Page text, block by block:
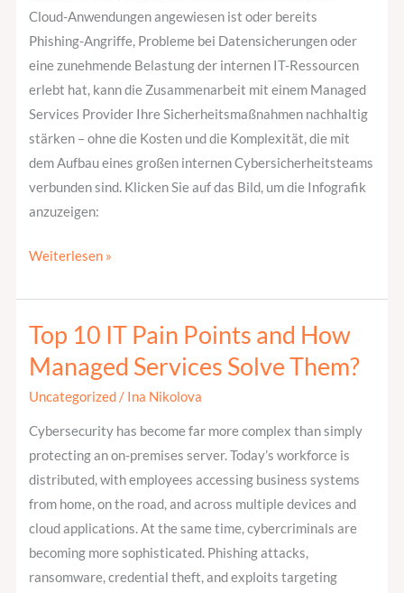
Cloud-Anwendungen angewiesen ist oder bereits
Phishing-Angriffe, Probleme bei Datensicherungen oder
eine zunehmende Belastung der internen IT-Ressourcen
erlebt hat, kann die Zusammenarbeit mit einem Managed
Services Provider Ihre Sicherheitsmaßnahmen nachhaltig
stärken – ohne die Kosten und die Komplexität, die mit
dem Aufbau eines großen internen Cybersicherheitsteams
verbunden sind. Klicken Sie auf das Bild, um die Infografik
anzuzeigen:
Weiterlesen »
Top 10 IT Pain Points and How
Managed Services Solve Them?
Uncategorized/ Ina Nikolova
Cybersecurity has become far more complex than simply
protecting an on-premises server. Today’s workforce is
distributed, with employees accessing business systems
from home, on the road, and across multiple devices and
cloud applications. At the same time, cybercriminals are
becoming more sophisticated. Phishing attacks,
ransomware, credential theft, and exploits targeting
Top
10
IT
Pain
Points
and
How
Managed
Services
Solve
Them?